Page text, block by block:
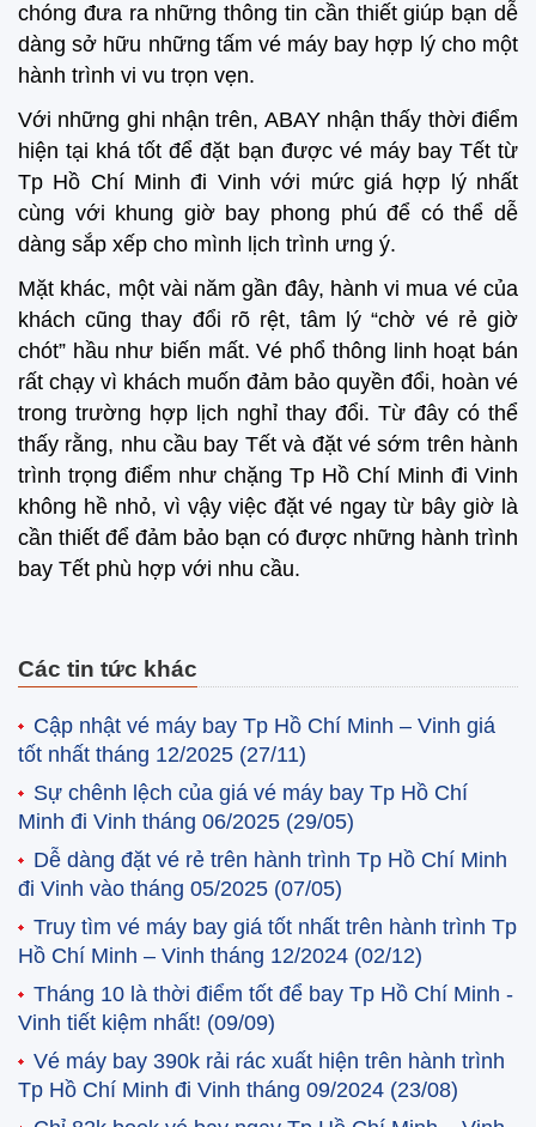
chóng đưa ra những thông tin cần thiết giúp bạn dễ
dàng sở hữu những tấm vé máy bay hợp lý cho một
hành trình vi vu trọn vẹn.
Với những ghi nhận trên, ABAY nhận thấy thời điểm
hiện tại khá tốt để đặt bạn được vé máy bay Tết từ
Tp Hồ Chí Minh đi Vinh với mức giá hợp lý nhất
cùng với khung giờ bay phong phú để có thể dễ
dàng sắp xếp cho mình lịch trình ưng ý.
Mặt khác, một vài năm gần đây, hành vi mua vé của
khách cũng thay đổi rõ rệt, tâm lý “chờ vé rẻ giờ
chót” hầu như biến mất. Vé phổ thông linh hoạt bán
rất chạy vì khách muốn đảm bảo quyền đổi, hoàn vé
trong trường hợp lịch nghỉ thay đổi. Từ đây có thể
thấy rằng, nhu cầu bay Tết và đặt vé sớm trên hành
trình trọng điểm như chặng Tp Hồ Chí Minh đi Vinh
không hề nhỏ, vì vậy việc đặt vé ngay từ bây giờ là
cần thiết để đảm bảo bạn có được những hành trình
bay Tết phù hợp với nhu cầu.
Các tin tức khác
Cập nhật vé máy bay Tp Hồ Chí Minh – Vinh giá
tốt nhất tháng 12/2025 (27/11)
Sự chênh lệch của giá vé máy bay Tp Hồ Chí
Minh đi Vinh tháng 06/2025 (29/05)
Dễ dàng đặt vé rẻ trên hành trình Tp Hồ Chí Minh
đi Vinh vào tháng 05/2025 (07/05)
Truy tìm vé máy bay giá tốt nhất trên hành trình Tp
Hồ Chí Minh – Vinh tháng 12/2024 (02/12)
Tháng 10 là thời điểm tốt để bay Tp Hồ Chí Minh -
Vinh tiết kiệm nhất! (09/09)
Vé máy bay 390k rải rác xuất hiện trên hành trình
Tp Hồ Chí Minh đi Vinh tháng 09/2024 (23/08)